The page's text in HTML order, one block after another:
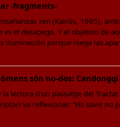
-fragments-
zen (Kairós, 1995),
es el desapego. Y el objetivo de
iluminación porque niega las
són no-dos:
la lectura d'un passatge del
va reflexionar: “els savis